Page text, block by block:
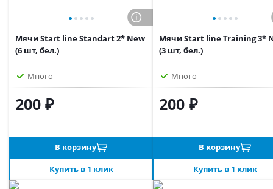
Мячи Start line Standart 2* New
(6 шт, бел.)
Много
200 ₽
В корзину
Купить в 1 клик
Мячи Start line Training 3*
(3 шт, бел.)
Много
200 ₽
В корзину
Купить в 1 клик